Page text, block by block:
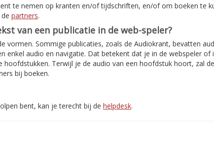
te nemen op kranten en/of tijdschriften, en/of om boeken te
partners.
van een publicatie in de web-speler?
vormen. Sommige publicaties, zoals de Audiokrant, bevatten
enkel audio en navigatie. Dat betekent dat je in de webspeler of
hoofdstukken. Terwijl je de audio van een hoofdstuk hoort, zal
bij boeken.
bent, kan je terecht bij de helpdesk.